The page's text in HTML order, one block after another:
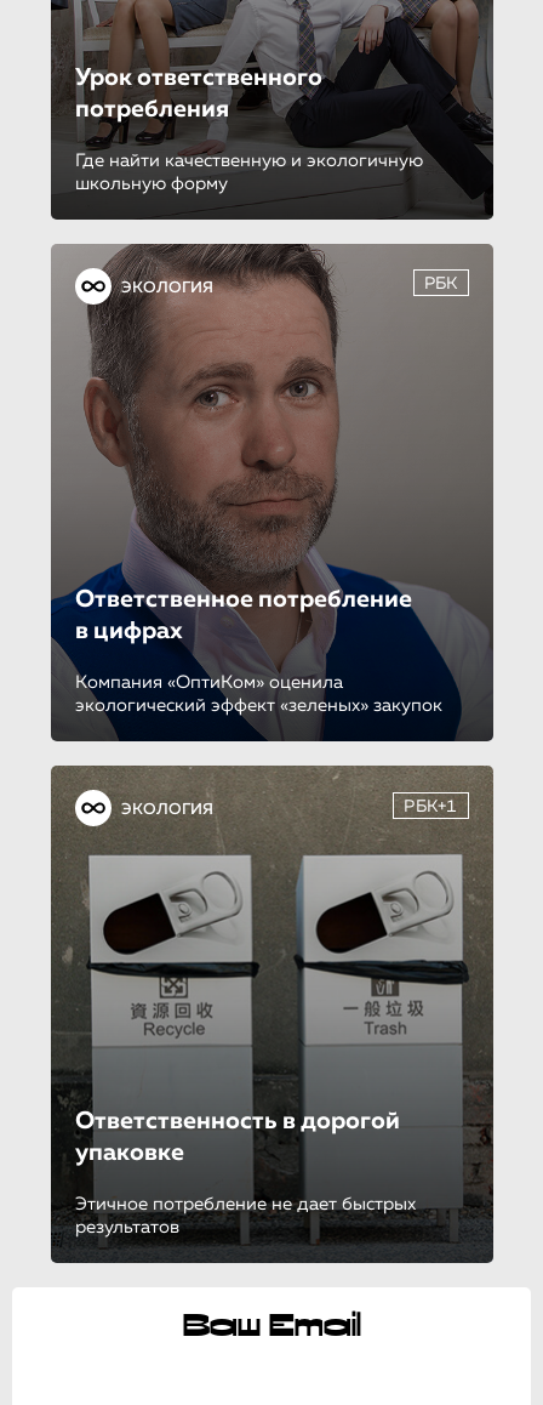
Урок ответственно­го
потребления
Где найти качественную и экологичную
школьную форму
ЭКОЛОГИЯ РБК
Ответственное потребление
в цифрах
Компания «ОптиКом» оценила
экологический эффект «зеленых» закупок
ЭКОЛОГИЯ РБК+1
Ответственность в дорогой
упаковке
Этичное потребление не дает быстрых
результатов
Ваш Email